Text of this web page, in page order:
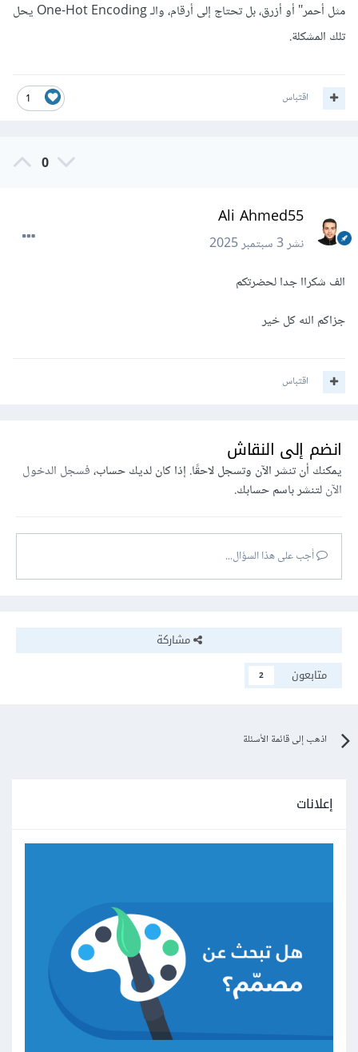
مثل أحمر" أو أزرق، بل تحتاج إلى أرقام، والـ One-Hot Encoding يحل
تلك المشكلة.
1 اقتباس
0
Ali Ahmed55
نشر3 سبتمبر 2025
الف شكراا جدا لحضرتكم
جزاكم الله كل خير
اقتباس
انضم إلى النقاش
يمكنك أن تنشر الآن وتسجل لاحقًا. إذا كان لديك حساب،فسجل الدخول
الآنلتنشر باسم حسابك.
أجب على هذا السؤال...
مشاركة
متابعون
2
اذهب إلى قائمة الأسئلة
إعلانات